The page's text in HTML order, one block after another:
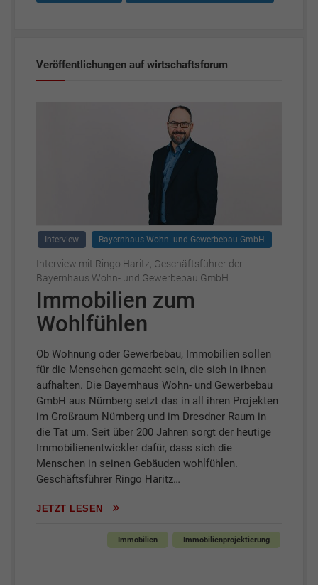
Veröffentlichungen auf wirtschaftsforum
Interview Bayernhaus Wohn- und Gewerbebau GmbH
Interview mit Ringo Haritz, Geschäftsführer der
Bayernhaus Wohn- und Gewerbebau GmbH
Immobilien zum
Wohlfühlen
Ob Wohnung oder Gewerbebau, Immobilien sollen
für die Menschen gemacht sein, die sich in ihnen
aufhalten. Die Bayernhaus Wohn- und Gewerbebau
GmbH aus Nürnberg setzt das in all ihren Projekten
im Großraum Nürnberg und im Dresdner Raum in
die Tat um. Seit über 200 Jahren sorgt der heutige
Immobilienentwickler dafür, dass sich die
Menschen in seinen Gebäuden wohlfühlen.
Geschäftsführer Ringo Haritz…
JETZT LESEN
Immobilien Immobilienprojektierung